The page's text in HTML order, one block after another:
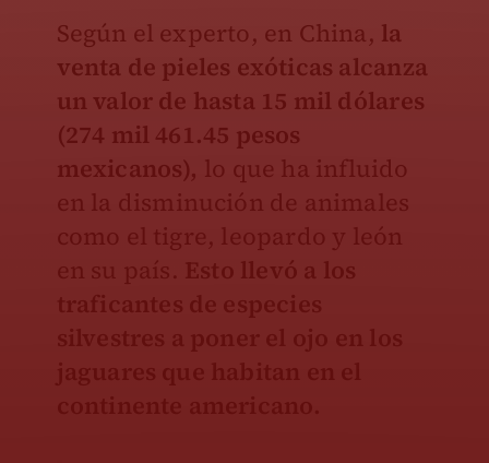
Según el experto, en China, la
venta de pieles exóticas alcanza
un valor de hasta 15 mil dólares
(274 mil 461.45 pesos
mexicanos), lo que ha influido
en la disminución de animales
como el tigre, leopardo y león
en su país. Esto llevó a los